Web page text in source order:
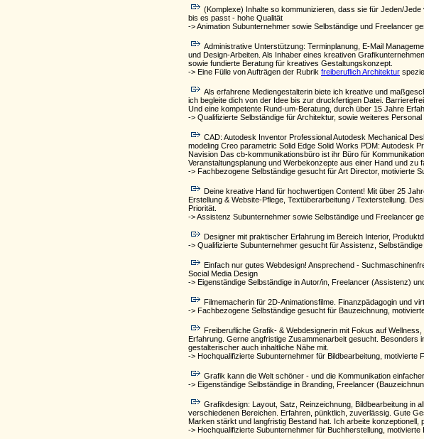
(Komplexe) Inhalte so kommunizieren, dass sie für Jeden/
bis es passt - hohe Qualität
-> Animation Subunternehmer sowie Selbständige und Freelancer
Administrative Unterstützung: Terminplanung, E-Mail
und Design-Arbeiten. Als Inhaber eines kreativen
sowie fundierte Beratung für kreatives Gestaltungskonzept.
-> Eine Fülle von Aufträgen der Rubrik freiberuflich Architektur
Als erfahrene Mediengestalterin biete ich kreative und
ich begleite dich von der Idee bis zur druckfertigen Datei.
Und eine kompetente Rund-um-Beratung, durch über 15 Jahre
-> Qualifizierte Selbständige für Architektur, sowie weiteres Personal
CAD: Autodesk Inventor Professional Autodesk Mechanical
modeling Creo parametric Solid Edge Solid Works PDM: Autodesk
Navision Das cb-kommunikationsbüro ist ihr Büro für
Veranstaltungsplanung und Werbekonzepte aus einer Hand und zu
-> Fachbezogene Selbständige gesucht für Art Director, motivierte
Deine kreative Hand für hochwertigen Content! Mit über 25
Erstellung & Website-Pflege, Textüberarbeitung / Texterstellung.
Priorität.
-> Assistenz Subunternehmer sowie Selbständige und Freelancer
Designer mit praktischer Erfahrung im Bereich Interior,
-> Qualifizierte Subunternehmer gesucht für Assistenz,
Einfach nur gutes Webdesign! Ansprechend -
Social Media Design
-> Eigenständige Selbständige in Autor/in, Freelancer (Assistenz)
Filmemacherin für 2D-Animationsfilme. Finanzpädagogin und
-> Fachbezogene Selbständige gesucht für Bauzeichnung,
Freiberufliche Grafik- & Webdesignerin mit Fokus auf
Erfahrung. Gerne angfristige Zusammenarbeit gesucht. Besonders
gestalterischer auch inhaltliche Nähe mit.
-> Hochqualifizierte Subunternehmer für Bildbearbeitung, motivierte
Grafik kann die Welt schöner - und die Kommunikation
-> Eigenständige Selbständige in Branding, Freelancer
Grafikdesign: Layout, Satz, Reinzeichnung, Bildbearbeitung in
verschiedenen Bereichen. Erfahren, pünktlich, zuverlässig. Gute
Marken stärkt und langfristig Bestand hat. Ich arbeite
-> Hochqualifizierte Subunternehmer für Buchherstellung,